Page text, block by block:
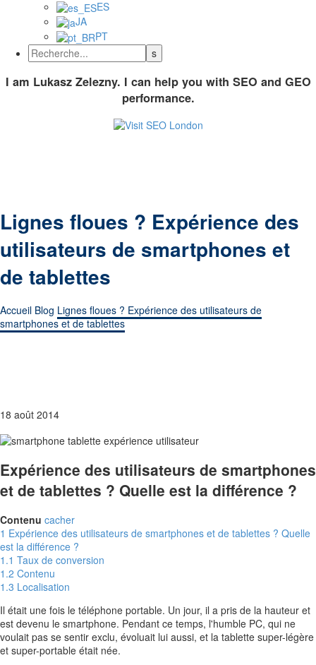
ES
JA
PT
I am Lukasz Zelezny. I can help you with SEO and GEO
performance.
Lignes floues ? Expérience des
utilisateurs de smartphones et
de tablettes
Accueil Blog Lignes floues ? Expérience des utilisateurs de
smartphones et de tablettes
18 août 2014
Expérience des utilisateurs de smartphones
et de tablettes ? Quelle est la différence ?
Contenu cacher
1 Expérience des utilisateurs de smartphones et de tablettes ? Quelle
est la différence ?
1.1 Taux de conversion
1.2 Contenu
1.3 Localisation
Il était une fois le téléphone portable. Un jour, il a pris de la hauteur et
est devenu le smartphone. Pendant ce temps, l'humble PC, qui ne
voulait pas se sentir exclu, évoluait lui aussi, et la tablette super-légère
et super-portable était née.